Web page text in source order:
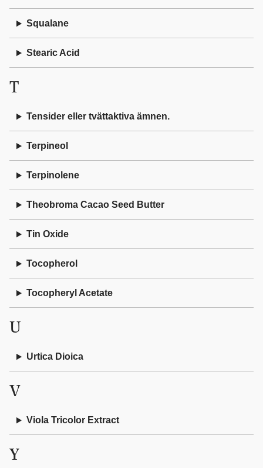
Squalane
Stearic Acid
T
Tensider eller tvättaktiva ämnen.
Terpineol
Terpinolene
Theobroma Cacao Seed Butter
Tin Oxide
Tocopherol
Tocopheryl Acetate
U
Urtica Dioica
V
Viola Tricolor Extract
Y